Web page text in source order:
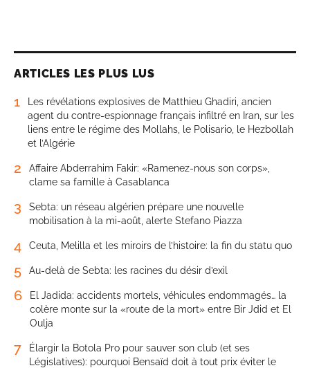
ARTICLES LES PLUS LUS
1
Les révélations explosives de Matthieu Ghadiri, ancien
agent du contre-espionnage français infiltré en Iran, sur les
liens entre le régime des Mollahs, le Polisario, le Hezbollah
et l’Algérie
2
Affaire Abderrahim Fakir: «Ramenez-nous son corps»,
clame sa famille à Casablanca
3
Sebta: un réseau algérien prépare une nouvelle
mobilisation à la mi-août, alerte Stefano Piazza
4 Ceuta, Melilla et les miroirs de l’histoire: la fin du statu quo
5 Au-delà de Sebta: les racines du désir d’exil
6
El Jadida: accidents mortels, véhicules endommagés… la
colère monte sur la «route de la mort» entre Bir Jdid et El
Oulja
7
Élargir la Botola Pro pour sauver son club (et ses
Législatives): pourquoi Bensaïd doit à tout prix éviter le